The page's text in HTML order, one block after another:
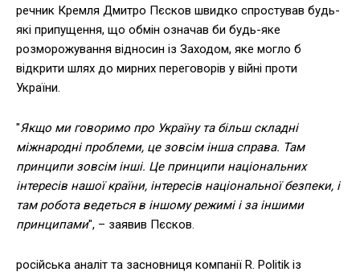
речник Кремля Дмитро Пєсков швидко спростував будь-
які припущення, що обмін означав би будь-яке
розморожування відносин із Заходом, яке могло б
відкрити шлях до мирних переговорів у війні проти
України.
"Якщо ми говоримо про Україну та більш складні
міжнародні проблеми, це зовсім інша справа. Там
принципи зовсім інші. Це принципи національних
інтересів нашої країни, інтересів національної безпеки, і
там робота ведеться в іншому режимі і за іншими
принципами", – заявив Пєсков.
російська аналіт та засновниця компанії R. Politik із